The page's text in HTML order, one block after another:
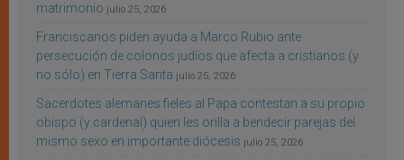
matrimonio julio 25, 2026
Franciscanos piden ayuda a Marco Rubio ante
persecución de colonos judíos que afecta a cristianos (y
no sólo) en Tierra Santa julio 25, 2026
Sacerdotes alemanes fieles al Papa contestan a su propio
obispo (y cardenal) quien les orilla a bendecir parejas del
mismo sexo en importante diócesis julio 25, 2026